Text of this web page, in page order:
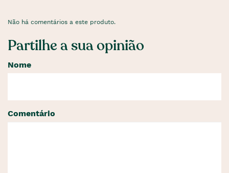
Não há comentários a este produto.
Partilhe a sua opinião
Nome
Comentário